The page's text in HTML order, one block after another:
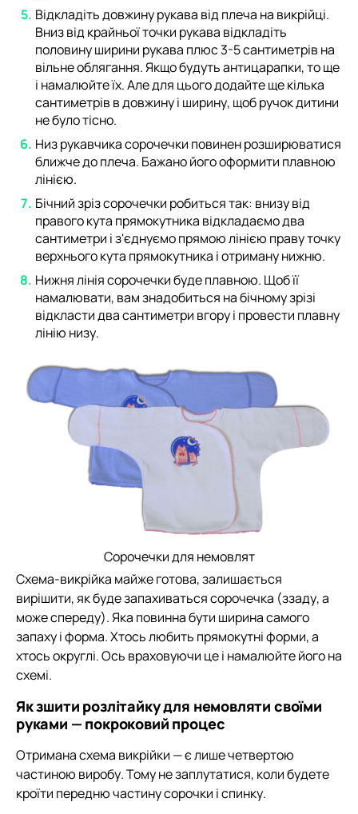
Відкладіть довжину рукава від плеча на викрійці.
Вниз від крайньої точки рукава відкладіть
половину ширини рукава плюс 3-5 сантиметрів на
вільне облягання. Якщо будуть антицарапки, то ще
і намалюйте їх. Але для цього додайте ще кілька
сантиметрів в довжину і ширину, щоб ручок дитини
не було тісно.
Низ рукавчика сорочечки повинен розширюватися
ближче до плеча. Бажано його оформити плавною
лінією.
Бічний зріз сорочечки робиться так: внизу від
правого кута прямокутника відкладаємо два
сантиметри і з'єднуємо прямою лінією праву точку
верхнього кута прямокутника і отриману нижню.
Нижня лінія сорочечки буде плавною. Щоб її
намалювати, вам знадобиться на бічному зрізі
відкласти два сантиметри вгору і провести плавну
лінію низу.
Сорочечки для немовлят
Схема-викрійка майже готова, залишається
вирішити, як буде запахиваться сорочечка (ззаду, а
може спереду). Яка повинна бути ширина самого
запаху і форма. Хтось любить прямокутні форми, а
хтось округлі. Ось враховуючи це і намалюйте його на
схемі.
Як зшити розлітайку для немовляти своїми
руками — покроковий процес
Отримана схема викрійки — є лише четвертою
частиною виробу. Тому не заплутатися, коли будете
кроїти передню частину сорочки і спинку.